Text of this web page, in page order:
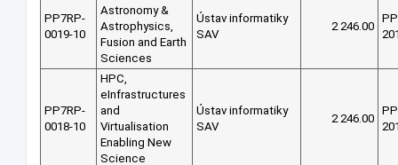
PP7RP-
0019-10
Astronomy &
Astrophysics,
Fusion and Earth
Sciences
Ústav informatiky
SAV
2 246.00
PP7RP-
0018-10
HPC,
eInfrastructures
and
Virtualisation
Enabling New
Science
Ústav informatiky
SAV
2 246.00